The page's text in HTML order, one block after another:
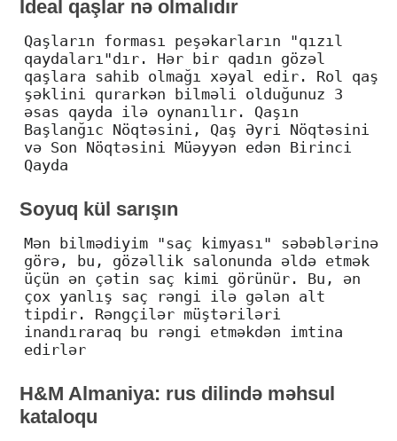
İdeal qaşlar nə olmalıdır
Qaşların forması peşəkarların "qızıl
qaydaları"dır. Hər bir qadın gözəl
qaşlara sahib olmağı xəyal edir. Rol qaş
şəklini qurarkən bilməli olduğunuz 3
əsas qayda ilə oynanılır. Qaşın
Başlanğıc Nöqtəsini, Qaş Əyri Nöqtəsini
və Son Nöqtəsini Müəyyən edən Birinci
Qayda
Soyuq kül sarışın
Mən bilmədiyim "saç kimyası" səbəblərinə
görə, bu, gözəllik salonunda əldə etmək
üçün ən çətin saç kimi görünür. Bu, ən
çox yanlış saç rəngi ilə gələn alt
tipdir. Rəngçilər müştəriləri
inandıraraq bu rəngi etməkdən imtina
edirlər
H&M Almaniya: rus dilində məhsul
kataloqu